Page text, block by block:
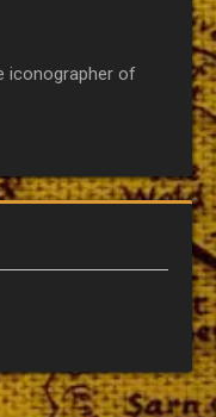
iconographer of